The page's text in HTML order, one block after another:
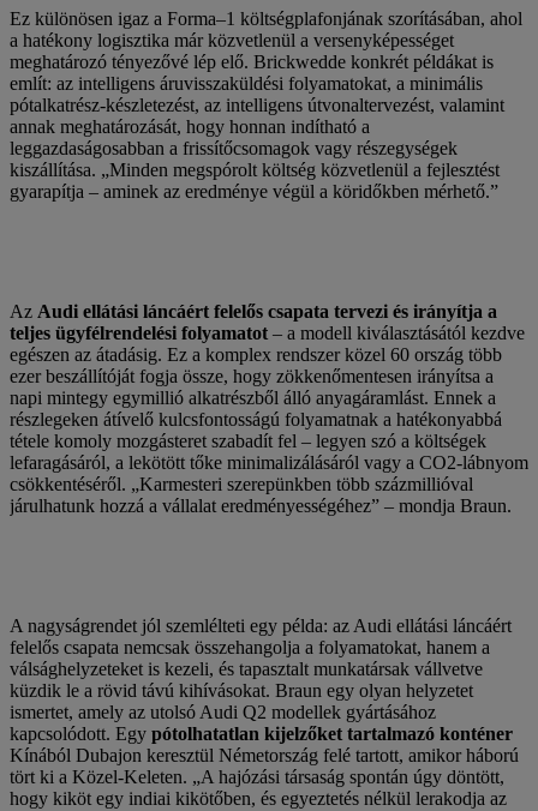
Ez különösen igaz a Forma–1 költségplafonjának szorításában, ahol
a hatékony logisztika már közvetlenül a versenyképességet
meghatározó tényezővé lép elő. Brickwedde konkrét példákat is
említ: az intelligens áruvisszaküldési folyamatokat, a minimális
pótalkatrész-készletezést, az intelligens útvonaltervezést, valamint
annak meghatározását, hogy honnan indítható a
leggazdaságosabban a frissítőcsomagok vagy részegységek
kiszállítása. „Minden megspórolt költség közvetlenül a fejlesztést
gyarapítja – aminek az eredménye végül a köridőkben mérhető.”
Az Audi ellátási láncáért felelős csapata tervezi és irányítja a
teljes ügyfélrendelési folyamatot – a modell kiválasztásától kezdve
egészen az átadásig. Ez a komplex rendszer közel 60 ország több
ezer beszállítóját fogja össze, hogy zökkenőmentesen irányítsa a
napi mintegy egymillió alkatrészből álló anyagáramlást. Ennek a
részlegeken átívelő kulcsfontosságú folyamatnak a hatékonyabbá
tétele komoly mozgásteret szabadít fel – legyen szó a költségek
lefaragásáról, a lekötött tőke minimalizálásáról vagy a CO2-lábnyom
csökkentéséről. „Karmesteri szerepünkben több százmillióval
járulhatunk hozzá a vállalat eredményességéhez” – mondja Braun.
A nagyságrendet jól szemlélteti egy példa: az Audi ellátási láncáért
felelős csapata nemcsak összehangolja a folyamatokat, hanem a
válsághelyzeteket is kezeli, és tapasztalt munkatársak vállvetve
küzdik le a rövid távú kihívásokat. Braun egy olyan helyzetet
ismertet, amely az utolsó Audi Q2 modellek gyártásához
kapcsolódott. Egy pótolhatatlan kijelzőket tartalmazó konténer
Kínából Dubajon keresztül Németország felé tartott, amikor háború
tört ki a Közel-Keleten. „A hajózási társaság spontán úgy döntött,
hogy kiköt egy indiai kikötőben, és egyeztetés nélkül lerakodja az